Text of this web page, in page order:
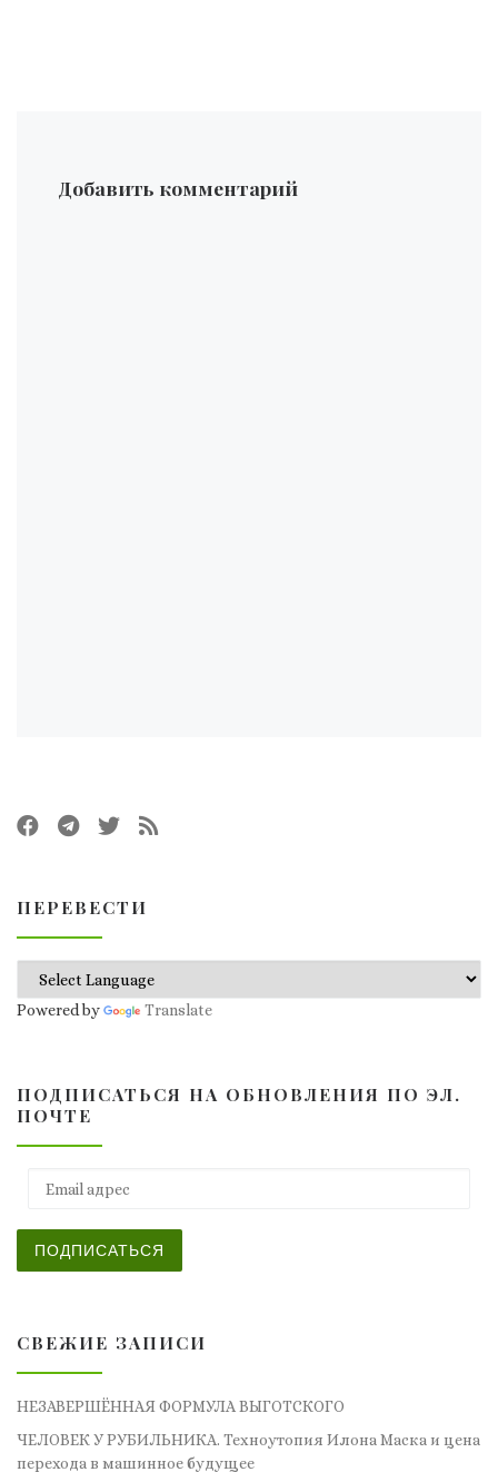
Добавить комментарий
ПЕРЕВЕСТИ
Powered by Translate
ПОДПИСАТЬСЯ НА ОБНОВЛЕНИЯ ПО ЭЛ.
ПОЧТЕ
ПОДПИСАТЬСЯ
СВЕЖИЕ ЗАПИСИ
НЕЗАВЕРШЁННАЯ ФОРМУЛА ВЫГОТСКОГО
ЧЕЛОВЕК У РУБИЛЬНИКА. Техноутопия Илона Маска и цена
перехода в машинное будущее